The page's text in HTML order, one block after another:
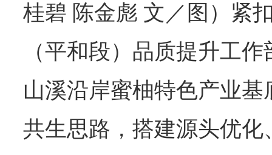
桂碧 陈金彪 文／图）紧
（平和段）品质提升工
山溪沿岸蜜柚特色产业
共生思路，搭建源头优